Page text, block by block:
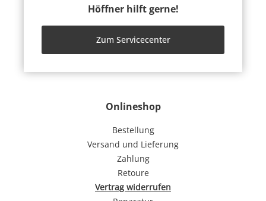
Onlineshop
Bestellung
Versand und Lieferung
Zahlung
Retoure
Vertrag widerrufen
Höffner hilft gerne!
Zum Servicecenter